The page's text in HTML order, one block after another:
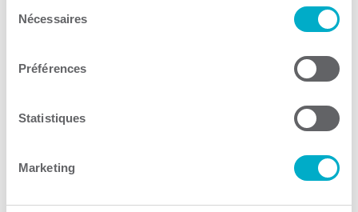
Nécessaires
Préférences
Statistiques
Marketing
Consulter le site Web
CDEC (Corporation de